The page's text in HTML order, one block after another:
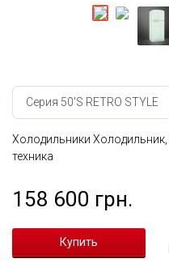
Серия 50'S RETRO STYLE
Холодильники
техника
158 600 грн.